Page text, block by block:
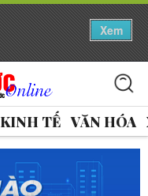
Xem
KINH TẾ VĂN HÓA